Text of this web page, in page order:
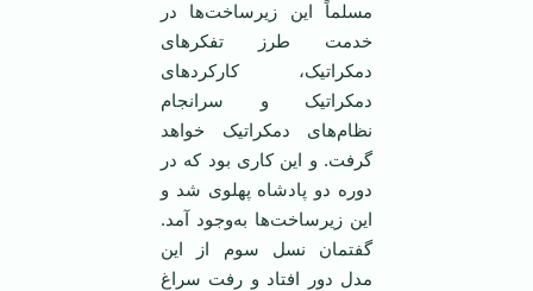
مسلماً این زیرساخت‌ها در
خدمت طرز تفکرهای
دمکراتیک، کارکردهای
دمکراتیک و سرانجام
نظام‌های دمکراتیک خواهد
گرفت. و این کاری بود که در
دوره دو پادشاه پهلوی شد و
این زیرساخت‌ها به‌وجود آمد.
گفتمان نسل سوم از این
مدل دور افتاد و رفت سراغ